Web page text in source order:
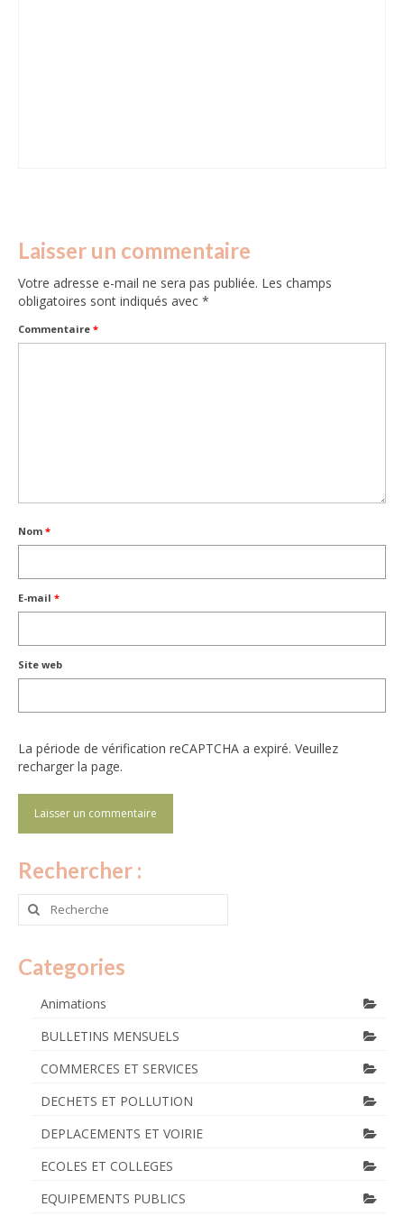
Laisser un commentaire
Votre adresse e-mail ne sera pas publiée. Les champs
obligatoires sont indiqués avec *
Commentaire *
Nom *
E-mail *
Site web
La période de vérification reCAPTCHA a expiré. Veuillez
recharger la page.
Rechercher :
Rechercher
Categories
Animations
BULLETINS MENSUELS
COMMERCES ET SERVICES
DECHETS ET POLLUTION
DEPLACEMENTS ET VOIRIE
ECOLES ET COLLEGES
EQUIPEMENTS PUBLICS